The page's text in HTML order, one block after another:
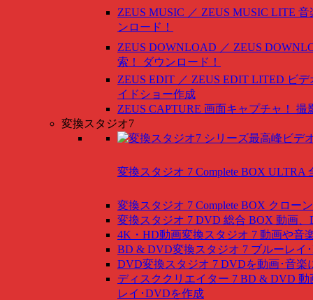
ZEUS MUSIC ／ ZEUS MUSIC LITE 音
ンロード！
ZEUS DOWNLOAD ／ ZEUS
索！ ダウンロード！
ZEUS EDIT ／ ZEUS EDIT LITED ビ
イドショー作成
ZEUS CAPTURE 画面キャプチャ！ 撮
変換スタジオ7
変換スタジオ 7 Complete BOX ULTRA
変換スタジオ 7 Complete BOX クロー
変換スタジオ 7 DVD 総合 BOX 動画、
4K・HD動画変換スタジオ 7 動画や音
BD & DVD変換スタジオ 7 ブルーレイ
DVD変換スタジオ 7 DVDを動画･音楽
ディスククリエイター 7 BD & DVD 動
レイ･DVDを作成